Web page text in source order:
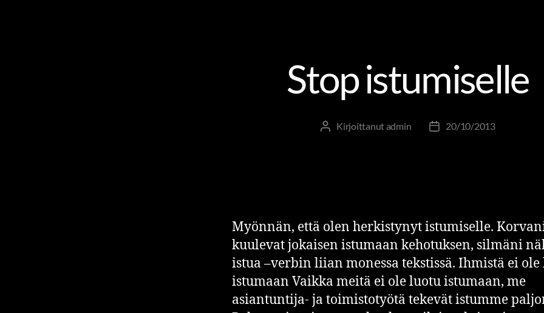
Stop istumiselle
Kirjoittanutadmin 20/10/2013
Myönnän, että olen herkistynyt istumiselle.
kuulevat jokaisen istumaan kehotuksen, silmäni
istua –verbin liian monessa tekstissä. Ihmistä ei
istumaan Vaikka meitä ei ole luotu istumaan, me
asiantuntija- ja toimistotyötä tekevät istumme